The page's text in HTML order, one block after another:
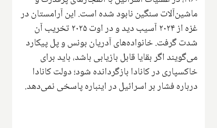
ماشین‌آلات سنگین نابود شده است. این آرامستان در
غزه از ۲۰۲۴ آسیب دید و در اوت ۲۰۲۵ تخریب آن
شدت گرفت. خانواده‌های آدریان بونس و پل پیکارد
می‌گویند اگر بقایا قابل بازیابی باشد، باید برای
خاکسپاری در کانادا بازگردانده شود؛ دولت کانادا
درباره فشار بر اسرائیل در اینباره پاسخی نمی‌دهد.